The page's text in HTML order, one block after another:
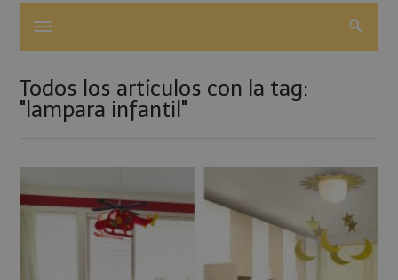
Todos los artículos con la tag:
"lampara infantil"